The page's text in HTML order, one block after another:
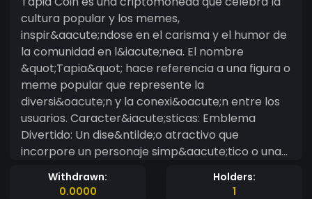
cultura popular y los memes,
inspir&aacute;ndose en el carisma y el humor de
la comunidad en l&iacute;nea. El nombre
&quot;Tapia&quot; hace referencia a una figura o
meme popular que represente la
diversi&oacute;n y la conexi&oacute;n entre los
usuarios. Caracter&iacute;sticas: Emblema
Divertido: Un dise&ntilde;o atractivo que
incorpore un personaje simp&aacute;tico o una
imagen c&oacute;mica relacionada con
&quot;Tapia&quot;. Puede ser un dibujo animado
Withdrawn:
0.0000
Holders:
1